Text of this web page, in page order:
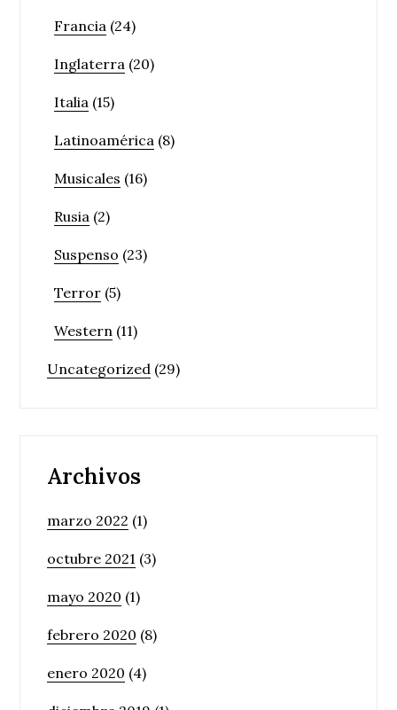
Francia (24)
Inglaterra (20)
Italia (15)
Latinoamérica (8)
Musicales (16)
Rusia (2)
Suspenso (23)
Terror (5)
Western (11)
Uncategorized (29)
Archivos
marzo 2022 (1)
octubre 2021 (3)
mayo 2020 (1)
febrero 2020 (8)
enero 2020 (4)